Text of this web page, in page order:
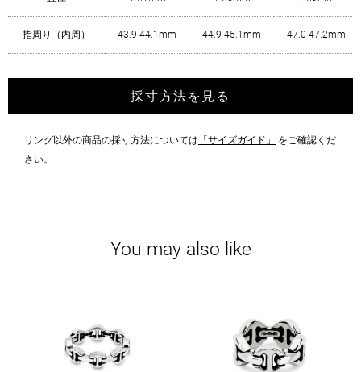
指周り（内周） 43.9-44.1mm 44.9-45.1mm 47.0-47.2mm
採寸方法を見る
リング以外の商品の採寸方法については 「サイズガイド」
をご確認くだ
さい。
You may also like